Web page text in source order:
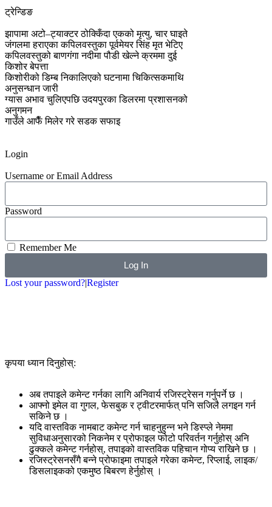
ट्रेन्डिङ
झापामा अटो–ट्याक्टर ठोक्किँदा एकको मृत्यु, चार घाइते
जंगलमा हराएका कपिलवस्तुका पूर्वमेयर सिंह मृत भेटिए
कपिलवस्तुको बाणगंगा नदीमा पौडी खेल्ने क्रममा दुई
किशोर बेपत्ता
किशोरीको डिम्ब निकालिएको घटनामा चिकित्सकमाथि
अनुसन्धान जारी
ग्यास अभाव चुलिएपछि उदयपुरका डिलरमा प्रशासनको
अनुगमन
गाउँले आफैँ मिलेर गरे सडक सफाइ
Login
Username or Email Address
Password
Remember Me
Log In
Lost your password?|Register
कृपया ध्यान दिनुहोस्:
अब तपाइले कमेन्ट गर्नका लागि अनिवार्य रजिस्ट्रेसन गर्नुपर्ने छ ।
आफ्नो इमेल वा गुगल, फेसबुक र ट्वीटरमार्फत् पनि सजिलै लगइन गर्न
सकिने छ ।
यदि वास्तविक नामबाट कमेन्ट गर्न चाहनुहुन्न भने डिस्प्ले नेममा
सुविधाअनुसारको निकनेम र प्रोफाइल फोटो परिवर्तन गर्नुहोस् अनि
ढुक्कले कमेन्ट गर्नहोस्, तपाइको वास्तविक पहिचान गोप्य राखिने छ ।
रजिस्ट्रेसनसँगै बन्ने प्रोफाइमा तपाइले गरेका कमेन्ट, रिप्लाई, लाइक/
डिसलाइकको एकमुष्ठ बिबरण हेर्नुहोस् ।